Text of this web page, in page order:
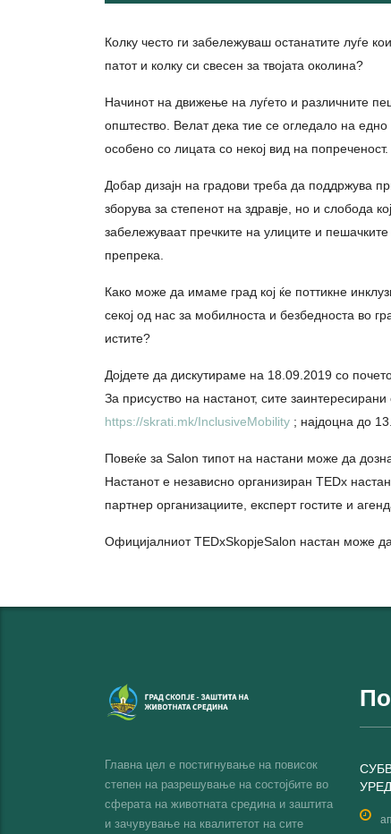
Колку често ги забележуваш останатите луѓе
патот и колку си свесен за твојата околина?
Начинот на движење на луѓето и различните
општество. Велат дека тие се огледало на
особено со лицата со некој вид на попреченост.
Добар дизајн на градови треба да поддржува
зборува за степенот на здравје, но и слобода
забележуваат пречките на улиците и
препрека.
Како може да имаме град кој ќе поттикне
секој од нас за мобилноста и безбедноста во
истите?
Дојдете да дискутираме на 18.09.2019 со
За присуство на настанот, сите
https://skrati.mk/InclusiveMobility ; најдоцна до
Повеќе за Salon типот на настани може да
Настанот е независно организиран ТEDх
партнер организациитe, експерт гостите и
Официјалниот TEDxSkopjeSalon настан може да
Главна цел е постигнување на повисок
степен на разрешување на состојбите во
сферата на животната средина и заштита
и зачувување на квалитетот на сите